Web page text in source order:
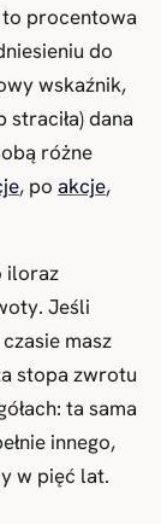
to procentowa
do
wskaźnik,
straciła) dana
różne
, po akcje,
iloraz
Jeśli
masz
stopa zwrotu
ta sama
innego,
w pięć lat.